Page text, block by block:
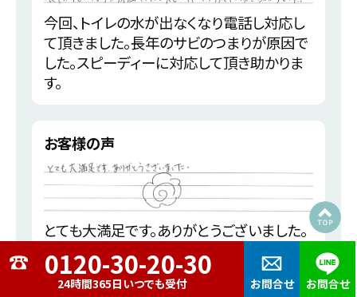
24時間365日いつでも受付 お問合せ お問合せ
今回、トイレの水が出なくなり電話し対応し
て頂きました。長年のサビのつまりが原因で
した。スピーディーに対応して頂き助かりま
す。
お客様の声
とても大満足です。ありがとうございました。